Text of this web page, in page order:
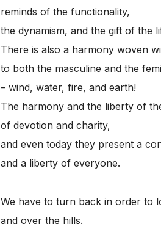
reminds of the functionality,
the dynamism, and the gift of the
There is also a harmony woven
to both the masculine and the
– wind, water, fire, and earth!
The harmony and the liberty of
of devotion and charity,
and even today they present a
and a liberty of everyone.
We have to turn back in order to
and over the hills.